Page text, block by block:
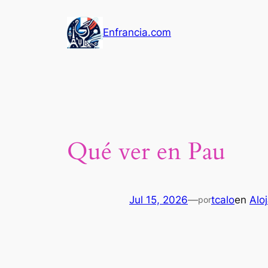
Enfrancia.com
Qué ver en Pau
Jul 15, 2026—portcaloen